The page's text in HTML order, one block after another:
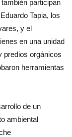
también participan
Tapia, los
y el
en una unidad
predios orgánicos
herramientas
de un
ambiental